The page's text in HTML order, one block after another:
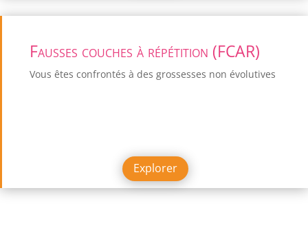
Fausses couches à répétition (FCAR)
Vous êtes confrontés à des grossesses non évolutives
Explorer